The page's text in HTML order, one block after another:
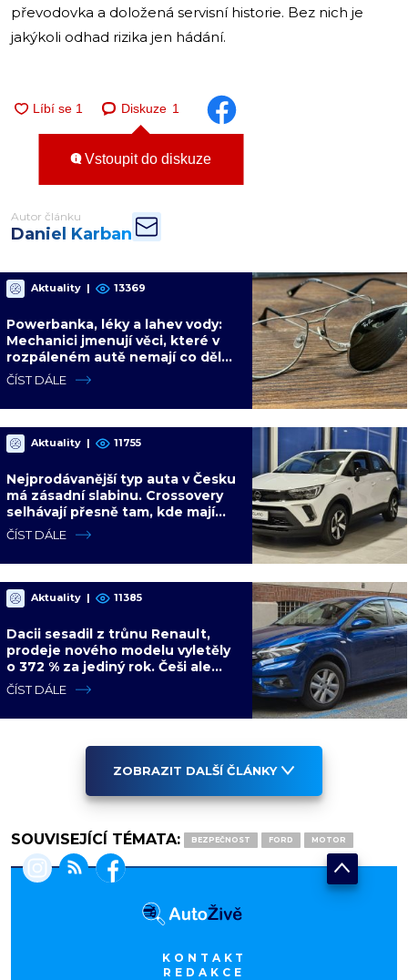
převodovka a doložená servisní historie. Bez nich je
jakýkoli odhad rizika jen hádání.
Diskuze 1
Vstoupit do diskuze
Autor článku
Daniel Karban
Aktuality | 13369
Powerbanka, léky a lahev vody:
Mechanici jmenují věci, které v
rozpáleném autě nemají co dělat.
Hrozí i požár
ČÍST DÁLE
Aktuality | 11755
Nejprodávanější typ auta v Česku
má zásadní slabinu. Crossovery
selhávají přesně tam, kde mají
být nejsilnější
ČÍST DÁLE
Aktuality | 11385
Dacii sesadil z trůnu Renault,
prodeje nového modelu vyletěly
o 372 % za jediný rok. Češi ale
jedou svojí pohádku
ČÍST DÁLE
ZOBRAZIT DALŠÍ ČLÁNKY
SOUVISEJÍCÍ TÉMATA: BEZPEČNOST FORD MOTOR
KONTAKT
REDAKCE